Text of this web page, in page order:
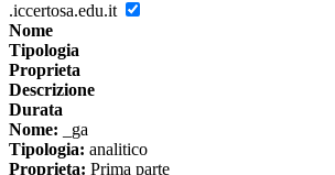
.iccertosa.edu.it
Nome
Tipologia
Proprieta
Descrizione
Durata
Nome: _ga
Tipologia: analitico
Proprieta: Prima parte